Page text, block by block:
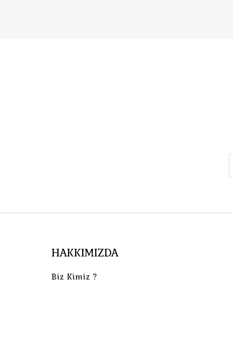
HAKKIMIZDA
Biz Kimiz ?